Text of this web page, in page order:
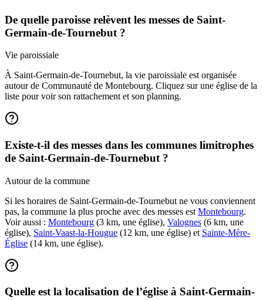
De quelle paroisse relèvent les messes de Saint-
Germain-de-Tournebut ?
Vie paroissiale
À Saint-Germain-de-Tournebut, la vie paroissiale est organisée
autour de Communauté de Montebourg. Cliquez sur une église de la
liste pour voir son rattachement et son planning.
Existe-t-il des messes dans les communes limitrophes
de Saint-Germain-de-Tournebut ?
Autour de la commune
Si les horaires de Saint-Germain-de-Tournebut ne vous conviennent
pas, la commune la plus proche avec des messes est Montebourg.
Voir aussi : Montebourg (3 km, une église), Valognes (6 km, une
église), Saint-Vaast-la-Hougue (12 km, une église) et Sainte-Mère-
Église (14 km, une église).
Quelle est la localisation de l’église à Saint-Germain-